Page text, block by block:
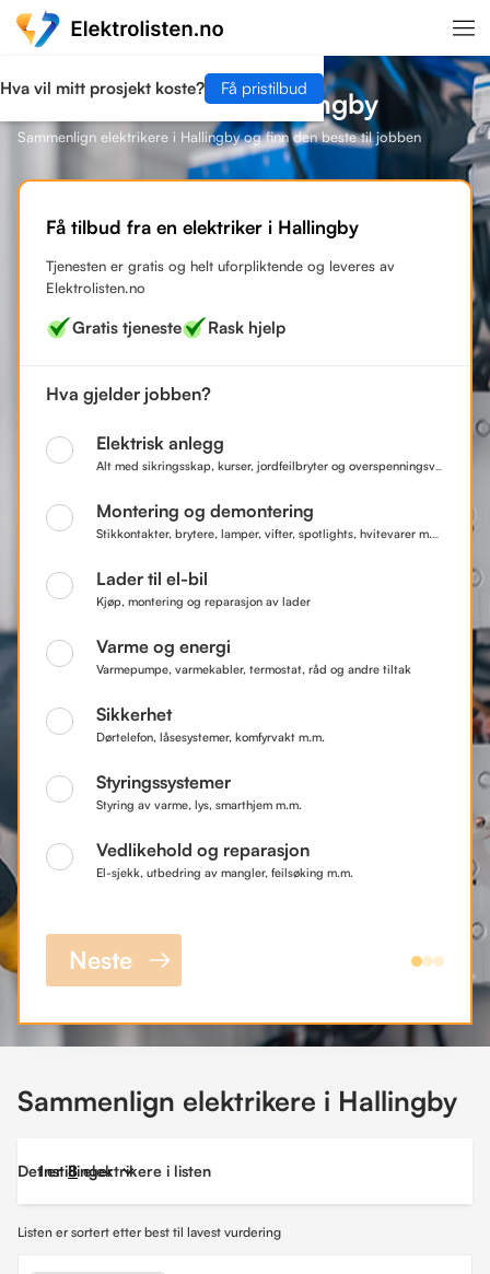
Hva vil mitt prosjekt koste? Få pristilbud
Finn en elektriker i Hallingby
Sammenlign elektrikere i Hallingby og finn den beste til jobben
Få tilbud fra en elektriker i Hallingby
Tjenesten er gratis og helt uforpliktende og leveres av
Elektrolisten.no
Gratis tjeneste Rask hjelp
Hva gjelder jobben?
Elektrisk anlegg
Montering og demontering
Lader til el-bil
Kjøp, montering og reparasjon av lader
Varme og energi
Varmepumpe, varmekabler, termostat, råd og andre tiltak
Sikkerhet
Dørtelefon, låsesystemer, komfyrvakt m.m.
Styringssystemer
Styring av varme, lys, smarthjem m.m.
Vedlikehold og reparasjon
El-sjekk, utbedring av mangler, feilsøking m.m.
Neste
Sammenlign elektrikere i Hallingby
Det er 8 elektrikere i listen
Instillinger
Listen er sortert etter best til lavest vurdering